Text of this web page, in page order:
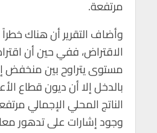
مرتفعة.
وأضاف التقرير أن هناك
الاقتراض، ففي حين أن
مستوى يتراوح بين منخفض
بالدخل إلا أن ديون قطاع
الناتج المحلي الإجمالي
وجود إشارات على تدهور